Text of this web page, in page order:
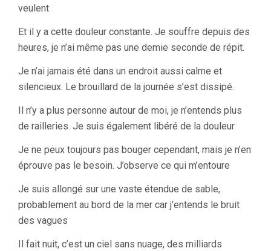
veulent
Et il y a cette douleur constante. Je souffre depuis des
heures, je n’ai même pas une demie seconde de répit.
Je n’ai jamais été dans un endroit aussi calme et
silencieux. Le brouillard de la journée s’est dissipé.
Il n’y a plus personne autour de moi, je n’entends plus
de railleries. Je suis également libéré de la douleur
Je ne peux toujours pas bouger cependant, mais je n’en
éprouve pas le besoin. J’observe ce qui m’entoure
Je suis allongé sur une vaste étendue de sable,
probablement au bord de la mer car j’entends le bruit
des vagues
Il fait nuit, c’est un ciel sans nuage, des milliards